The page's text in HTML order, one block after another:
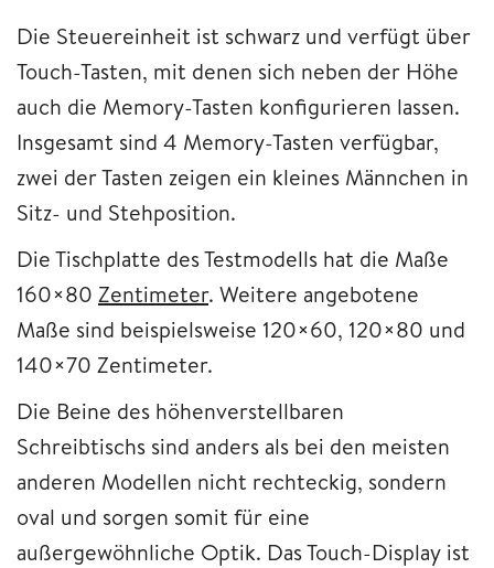
Die Steuereinheit ist schwarz und verfügt über
Touch-Tasten, mit denen sich neben der Höhe
auch die Memory-Tasten konfigurieren lassen.
Insgesamt sind 4 Memory-Tasten verfügbar,
zwei der Tasten zeigen ein kleines Männchen in
Sitz- und Stehposition.
Die Tischplatte des Testmodells hat die Maße
160×80 Zentimeter. Weitere angebotene
Maße sind beispielsweise 120×60, 120×80 und
140×70 Zentimeter.
Die Beine des höhenverstellbaren
Schreibtischs sind anders als bei den meisten
anderen Modellen nicht rechteckig, sondern
oval und sorgen somit für eine
außergewöhnliche Optik. Das Touch-Display ist